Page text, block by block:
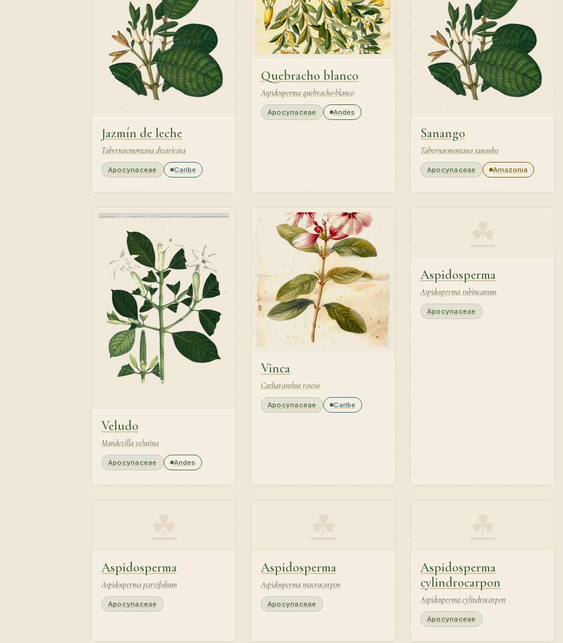
Jazmín de leche
Tabernaemontana divaricata
Apocynaceae Caribe
Quebracho blanco
Aspidosperma quebracho-blanco
Apocynaceae Andes
Sanango
Tabernaemontana sananho
Apocynaceae Amazonia
Veludo
Mandevilla velutina
Apocynaceae Andes
Vinca
Catharanthus roseus
Apocynaceae Caribe
Aspidosperma
Aspidosperma subincanum
Apocynaceae
Aspidosperma
Aspidosperma parvifolium
Apocynaceae
Aspidosperma
Aspidosperma macrocarpon
Apocynaceae
Aspidosperma
cylindrocarpon
Aspidosperma cylindrocarpon
Apocynaceae